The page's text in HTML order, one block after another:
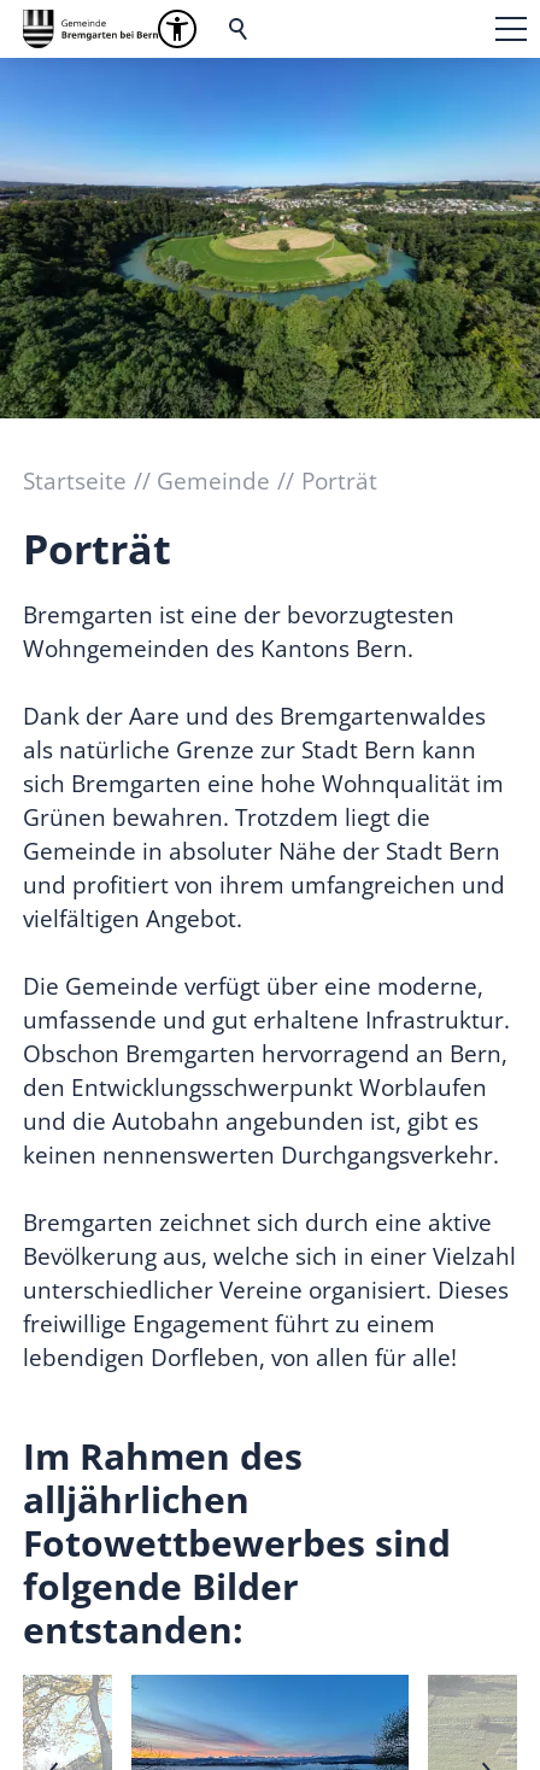
Startseite Gemeinde Porträt
Porträt
Bremgarten ist eine der bevorzugtesten
Wohngemeinden des Kantons Bern.
Dank der Aare und des Bremgartenwaldes
als natürliche Grenze zur Stadt Bern kann
sich Bremgarten eine hohe Wohnqualität im
Grünen bewahren. Trotzdem liegt die
Gemeinde in absoluter Nähe der Stadt Bern
und profitiert von ihrem umfangreichen und
vielfältigen Angebot.
Die Gemeinde verfügt über eine moderne,
umfassende und gut erhaltene Infrastruktur.
Obschon Bremgarten hervorragend an Bern,
den Entwicklungsschwerpunkt Worblaufen
und die Autobahn angebunden ist, gibt es
keinen nennenswerten Durchgangsverkehr.
Bremgarten zeichnet sich durch eine aktive
Bevölkerung aus, welche sich in einer Vielzahl
unterschiedlicher Vereine organisiert. Dieses
freiwillige Engagement führt zu einem
lebendigen Dorfleben, von allen für alle!
Im Rahmen des
alljährlichen
Fotowettbewerbes sind
folgende Bilder
entstanden: